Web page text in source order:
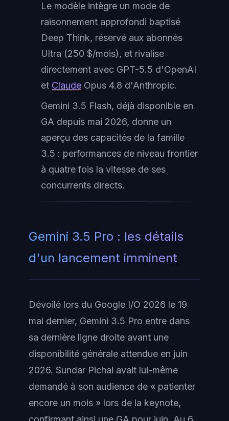
Le modèle intègre un mode de
raisonnement approfondi baptisé
Deep Think, réservé aux abonnés
Ultra (250 $/mois), et rivalise
directement avec GPT-5.5 d'OpenAI
et Claude Opus 4.8 d'Anthropic.
Gemini 3.5 Flash, déjà disponible en
GA depuis mai 2026, donne un
aperçu des capacités de la famille
3.5 : performances de niveau frontier
à quatre fois la vitesse de ses
concurrents directs.
Gemini 3.5 Pro : les détails
d'un lancement imminent
Dévoilé lors du Google I/O 2026 le 19
mai dernier, Gemini 3.5 Pro entre dans
sa dernière ligne droite avant une
disponibilité générale attendue en juin
2026. Sundar Pichai avait lui-même
demandé à son audience de « patienter
encore un mois » lors de la keynote,